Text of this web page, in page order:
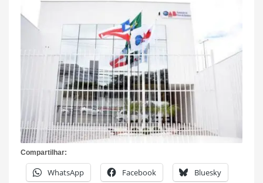
Compartilhar:
WhatsApp Facebook Bluesky